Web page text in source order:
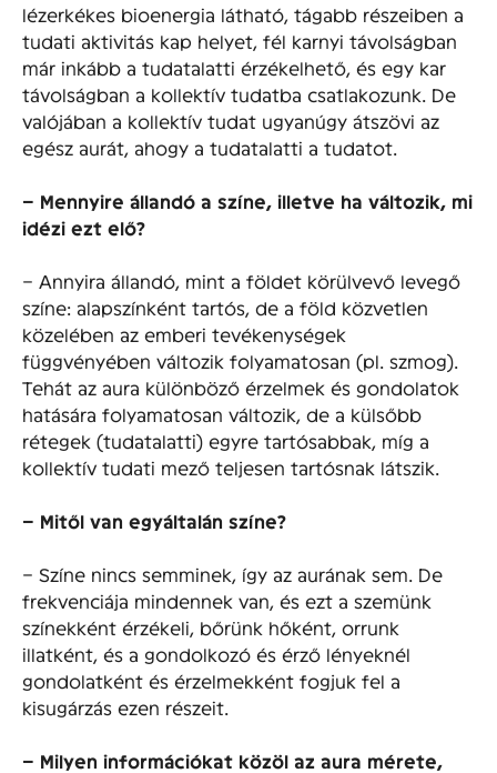
lézerkékes bioenergia látható, tágabb részeiben a
tudati aktivitás kap helyet, fél karnyi távolságban
már inkább a tudatalatti érzékelhető, és egy kar
távolságban a kollektív tudatba csatlakozunk. De
valójában a kollektív tudat ugyanúgy átszövi az
egész aurát, ahogy a tudatalatti a tudatot.
– Mennyire állandó a színe, illetve ha változik, mi
idézi ezt elő?
– Annyira állandó, mint a földet körülvevő levegő
színe: alapszínként tartós, de a föld közvetlen
közelében az emberi tevékenységek
függvényében változik folyamatosan (pl. szmog).
Tehát az aura különböző érzelmek és gondolatok
hatására folyamatosan változik, de a külsőbb
rétegek (tudatalatti) egyre tartósabbak, míg a
kollektív tudati mező teljesen tartósnak látszik.
– Mitől van egyáltalán színe?
– Színe nincs semminek, így az aurának sem. De
frekvenciája mindennek van, és ezt a szemünk
színekként érzékeli, bőrünk hőként, orrunk
illatként, és a gondolkozó és érző lényeknél
gondolatként és érzelmekként fogjuk fel a
kisugárzás ezen részeit.
– Milyen információkat közöl az aura mérete,